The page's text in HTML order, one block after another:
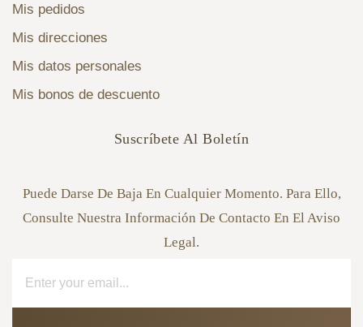
Mis pedidos
Mis direcciones
Mis datos personales
Mis bonos de descuento
Suscríbete Al Boletín
Puede Darse De Baja En Cualquier Momento. Para Ello,
Consulte Nuestra Información De Contacto En El Aviso
Legal.